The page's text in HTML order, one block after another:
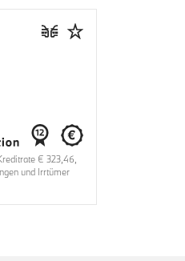
€ 323,46,
und Irrtümer